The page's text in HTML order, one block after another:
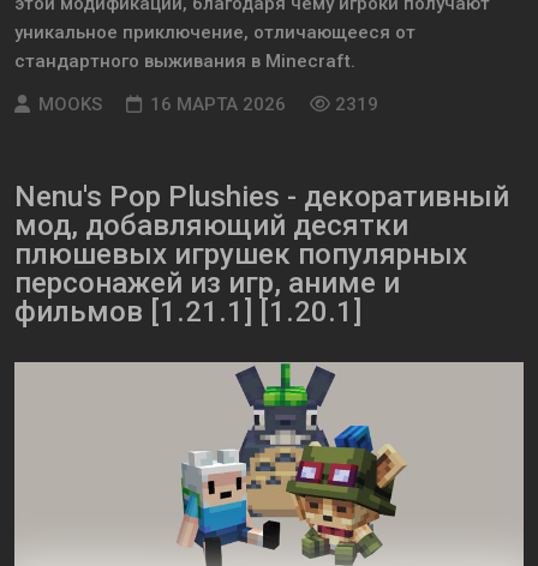
уникальное приключение, отличающееся от
стандартного выживания в Minecraft.
MOOKS
16 МАРТА 2026 2319
Nenu's Pop Plushies - декоративный
мод, добавляющий десятки
плюшевых игрушек популярных
персонажей из игр, аниме и
фильмов [1.21.1] [1.20.1]